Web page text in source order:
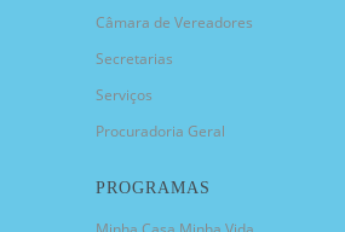
Câmara de Vereadores
Secretarias
Serviços
Procuradoria Geral
PROGRAMAS